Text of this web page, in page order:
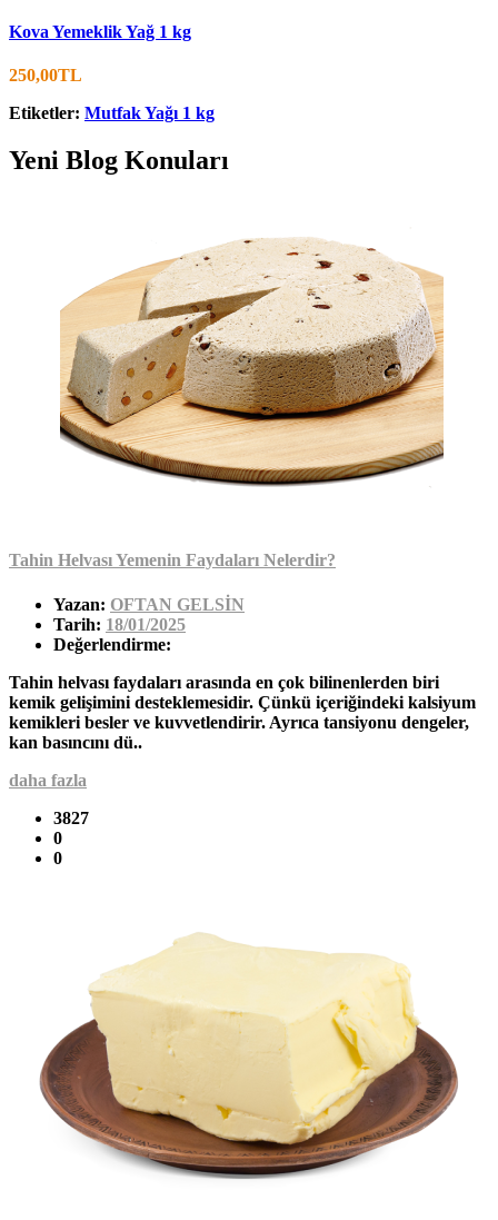
Kova Yemeklik Yağ 1 kg
250,00TL
Etiketler: Mutfak Yağı 1 kg
Yeni Blog Konuları
Tahin Helvası Yemenin Faydaları Nelerdir?
Yazan: OFTAN GELSİN
Tarih: 18/01/2025
Değerlendirme:
Tahin helvası faydaları arasında en çok bilinenlerden biri
kemik gelişimini desteklemesidir. Çünkü içeriğindeki kalsiyum
kemikleri besler ve kuvvetlendirir. Ayrıca tansiyonu dengeler,
kan basıncını dü..
daha fazla
3827
0
0